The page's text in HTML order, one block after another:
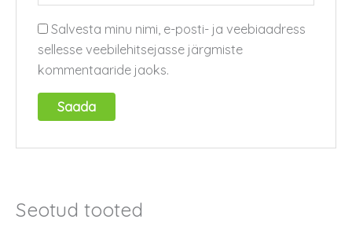
Salvesta minu nimi, e-posti- ja veebiaadress
sellesse veebilehitsejasse järgmiste
kommentaaride jaoks.
Seotud tooted